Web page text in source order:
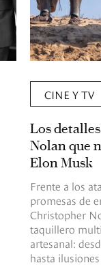
CINE Y TV
Los detalles
Nolan que
Elon Musk
Frente a los
promesas de
Christopher
taquillero
artesanal:
hasta